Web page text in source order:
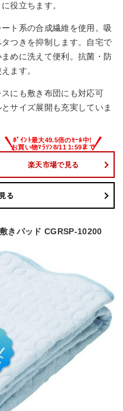
役立ちます。
ト系の合成繊維を使用。吸
つきを抑制します。自宅で
めに洗えて便利。抗菌・防
ます。
にも敷き布団にも対応可
サイズ展開も充実していま
楽天市場で見る
る
きパッド CGRSP-10200